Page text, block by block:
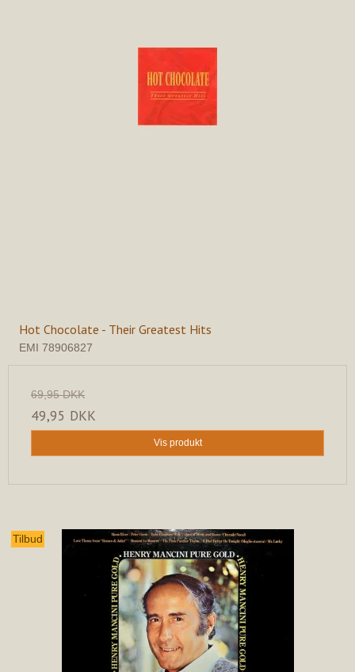
Hot Chocolate - Their Greatest Hits
EMI 78906827
69,95 DKK
49,95 DKK
Vis produkt
Tilbud